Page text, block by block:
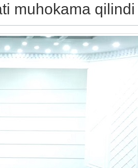
muhokama qilindi